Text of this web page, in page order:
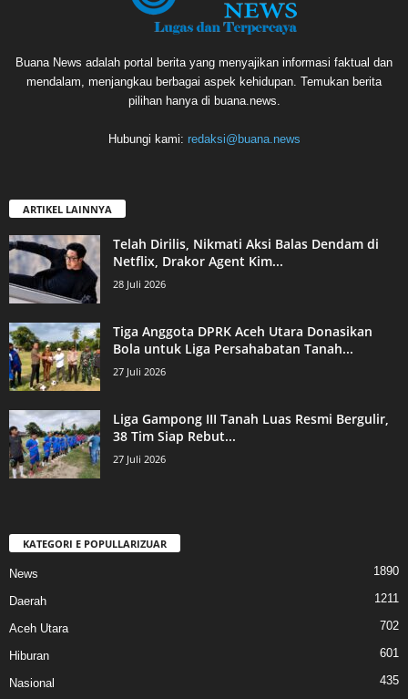
Buana News adalah portal berita yang menyajikan informasi faktual dan
mendalam, menjangkau berbagai aspek kehidupan. Temukan berita
pilihan hanya di buana.news.
Hubungi kami: redaksi@buana.news
ARTIKEL LAINNYA
Telah Dirilis, Nikmati Aksi Balas Dendam di
Netflix, Drakor Agent Kim...
28 Juli 2026
Tiga Anggota DPRK Aceh Utara Donasikan
Bola untuk Liga Persahabatan Tanah...
27 Juli 2026
Liga Gampong III Tanah Luas Resmi Bergulir,
38 Tim Siap Rebut...
27 Juli 2026
KATEGORI E POPULLARIZUAR
News 1890
Daerah 1211
Aceh Utara 702
Hiburan 601
Nasional 435